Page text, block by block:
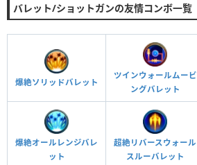
バレット/ショットガンの友情コンボ一覧
爆絶ソリッドバレット
ツインウォールムービ
ングバレット
爆絶オールレンジバレ
ット
超絶リバースウォール
スルーバレット